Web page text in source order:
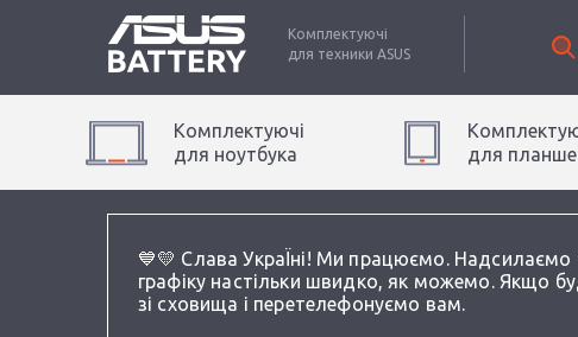
💙💛 Слава УкраЇні! Ми працюємо.
графіку настільки швидко, як можемо. Якщо
зі сховища і перетелефонуємо вам.
Комплектуючі
для техники ASUS
Комплектуючі
для ноутбука
для